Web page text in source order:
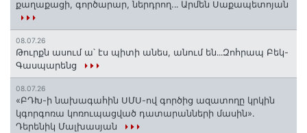
քաղաքացի, գործարար, ներդրող.․․ Արմեն Սաքապետոյան
08.07.26
Թուրքն ասում ա՝ էս պիտի անես, անում են․․․Զոհրապ Բեկ-
Գասպարենց
08.07.26
«ԲԴԽ-ի նախագահին ՍՄՍ-ով գործից ազատողը կրկին
կգորգոռա կոռուպացված դատարանների մասին».
Դերենիկ Մալխասյան